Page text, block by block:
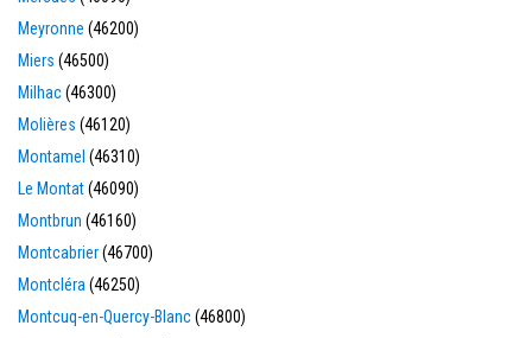
Meyronne (46200)
Miers (46500)
Milhac(46300)
Molières (46120)
Montamel (46310)
Le Montat(46090)
Montbrun (46160)
Montcabrier(46700)
Montcléra (46250)
Montcuq-en-Quercy-Blanc(46800)